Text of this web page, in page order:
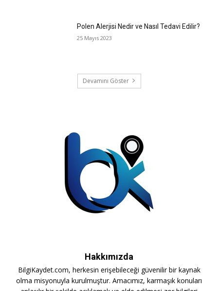
Polen Alerjisi Nedir ve Nasıl Tedavi Edilir?
25 Mayıs 2023
Devamını Göster
Hakkımızda
BilgiKaydet.com, herkesin erişebileceği güvenilir bir kaynak
olma misyonuyla kurulmuştur. Amacımız, karmaşık konuları